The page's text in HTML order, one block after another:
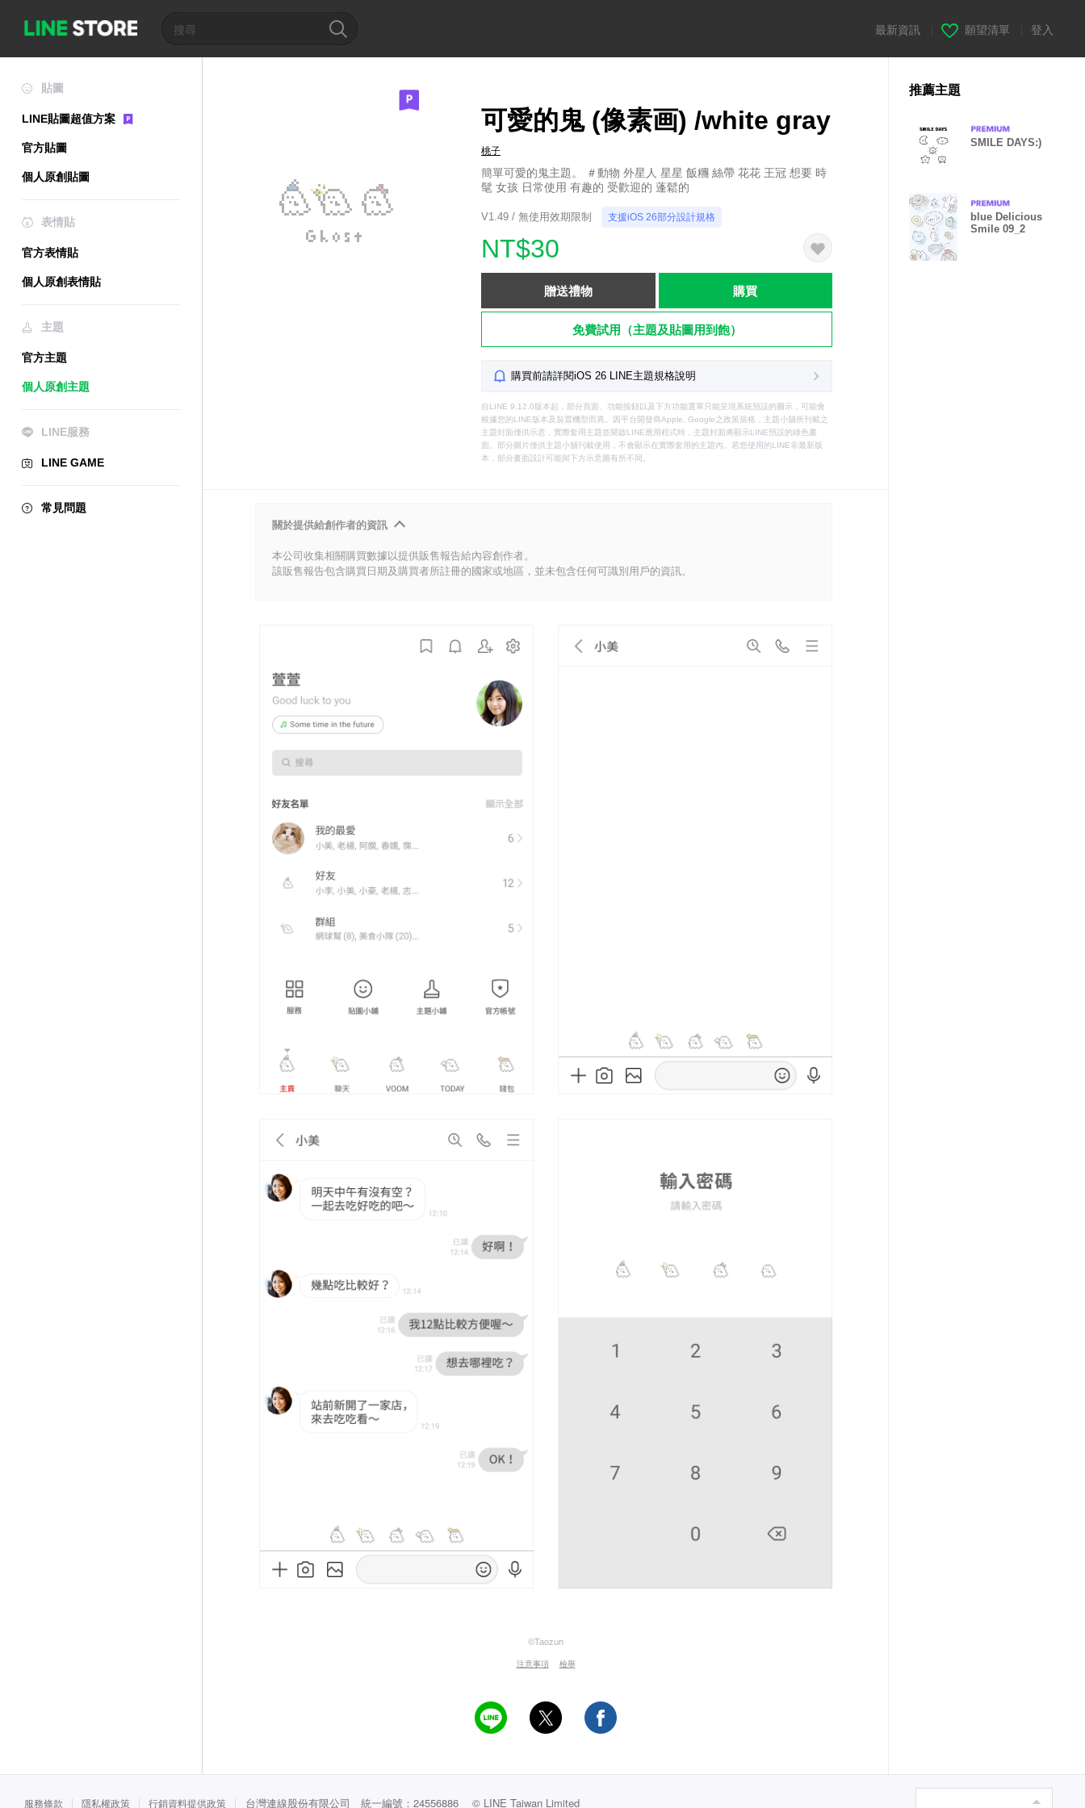
最新資訊 願望清單 登入
貼圖
LINE貼圖超值方案
官方貼圖
個人原創貼圖
表情貼
官方表情貼
個人原創表情貼
主題
官方主題
個人原創主題
LINE服務
LINE GAME
常見問題
可愛的鬼 (像素画) /white gray
桃子
簡單可愛的鬼主題。 ＃動物 外星人 星星 飯糰 絲帶 花花 王冠 想要 時
髦 女孩 日常使用 有趣的 受歡迎的 蓬鬆的
V1.49 / 無使用效期限制 支援iOS 26部分設計規格
NT$30
贈送禮物 購買
免費試用（主題及貼圖用到飽）
購買前請詳閱iOS 26 LINE主題規格說明
自LINE 9.12.0版本起，部分頁面、功能按鈕以及下方功能選單只能呈現系統預設的圖示，可能會
根據您的LINE版本及裝置機型而異。因平台開發商Apple, Google之政策規格，主題小舖所刊載之
主題封面僅供示意，實際套用主題並開啟LINE應用程式時，主題封面將顯示LINE預設的綠色畫
面。部分圖片僅供主題小舖刊載使用，不會顯示在實際套用的主題內。若您使用的LINE非最新版
本，部分畫面設計可能與下方示意圖有所不同。
關於提供給創作者的資訊
本公司收集相關購買數據以提供販售報告給內容創作者。
該販售報告包含購買日期及購買者所註冊的國家或地區，並未包含任何可識別用戶的資訊。
©Taozun
注意事項 檢舉
推薦主題
SMILE DAYS:)
blue Delicious
Smile 09_2
服務條款 隱私權政策 行銷資料提供政策 台灣連線股份有限公司 統一編號：24556886 © LINE Taiwan Limited